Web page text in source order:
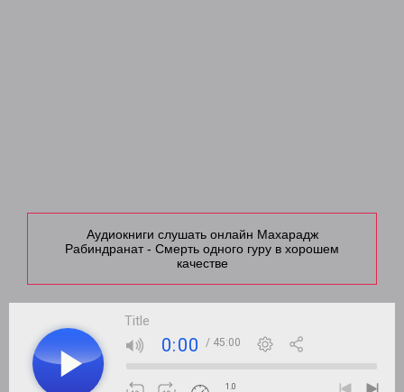
Аудиокниги слушать онлайн Махарадж
Рабиндранат - Смерть одного гуру в хорошем
качестве
Title
0:00 / 45:00
1.0